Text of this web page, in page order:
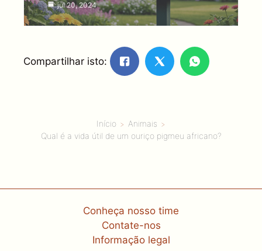
jul 20, 2024
Compartilhar isto:
Início
Animais
Qual é a vida útil de um ouriço pigmeu africano?
Conheça nosso time
Contate-nos
Informação legal